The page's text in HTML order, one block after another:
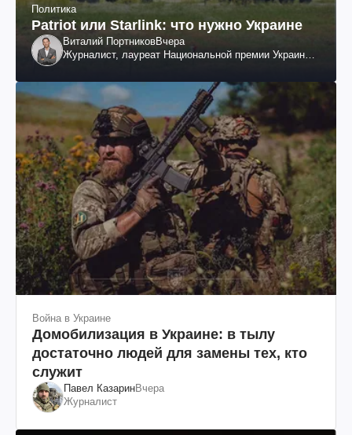
Политика
Patriot или Starlink: что нужно Украине
Виталий ПортниковВчера
Журналист, лауреат Национальной премии Украины
Война в Украине
Домобилизация в Украине: в тылу
достаточно людей для замены тех, кто
служит
Павел КазаринВчера
Журналист